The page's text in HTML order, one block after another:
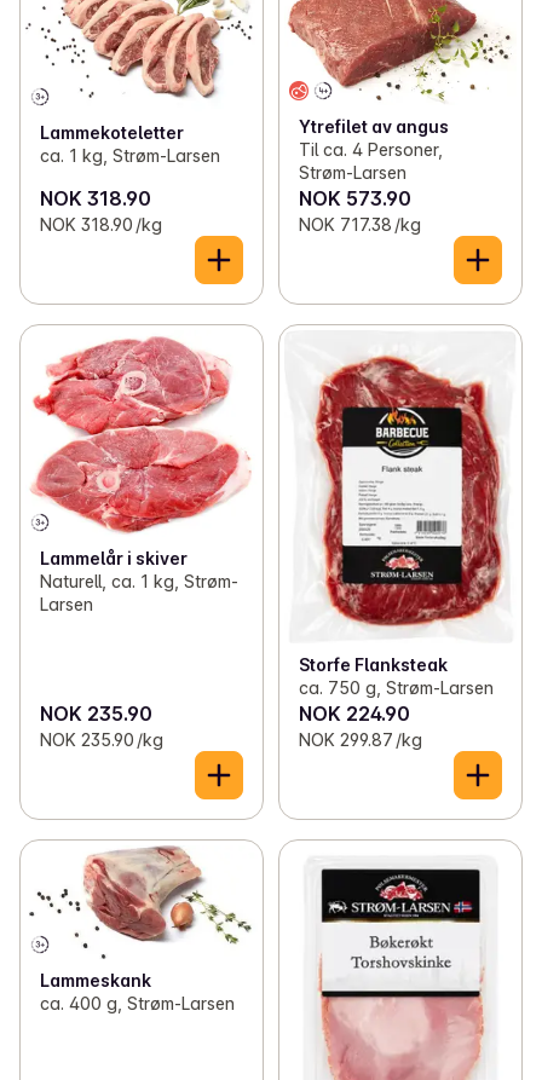
Lammekoteletter
ca. 1 kg, Strøm-Larsen
NOK 318.90
NOK 318.90 /kg
Ytrefilet av angus
Til ca. 4 Personer,
Strøm-Larsen
NOK 573.90
NOK 717.38 /kg
Lammelår i skiver
Naturell, ca. 1 kg, Strøm-
Larsen
NOK 235.90
NOK 235.90 /kg
Storfe Flanksteak
ca. 750 g, Strøm-Larsen
NOK 224.90
NOK 299.87 /kg
Lammeskank
ca. 400 g, Strøm-Larsen